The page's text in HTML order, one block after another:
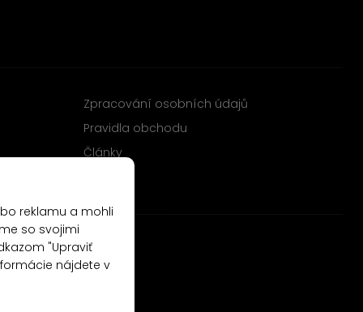
Zpracování osobních údajů
Pravidla obchodu
Články
reklamu a mohli
so svojimi
"Upraviť
nájdete v